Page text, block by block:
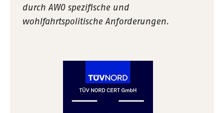
durch AWO spezifische und
wohlfahrtspolitische Anforderungen.